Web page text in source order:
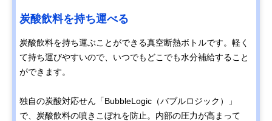
炭酸飲料を持ち運べる
炭酸飲料を持ち運ぶことができる真空断熱ボトルです。軽く
て持ち運びやすいので、いつでもどこでも水分補給すること
ができます。
独自の炭酸対応せん「BubbleLogic（バブルロジック）」
で、炭酸飲料の噴きこぼれを防止。内部の圧力が高まって